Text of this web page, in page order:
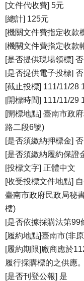
[文件代收費] 5元
[總計] 125元
[機關文件費指定收款
[機關文件費指定收款
[是否提供現場領標] 否
[是否提供電子投標] 否
[截止投標] 111/11/28
[開標時間] 111/11/29
[開標地點] 臺南市政
路二段6號)
[是否須繳納押標金] 否
[是否須繳納履約保證
[投標文字] 正體中文
[收受投標文件地點]
臺南市政府民政局秘
樓)
[是否依據採購法第99
[履約地點]臺南市(非
[履約期限]廠商應於
履行採購標的之供應。
[是否刊登公報] 是